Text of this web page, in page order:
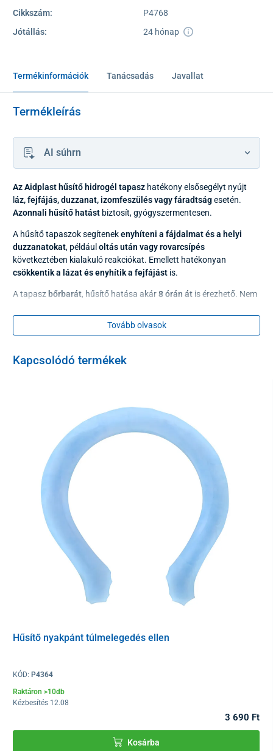
Cikkszám:
P4768
Jótállás:
24 hónap
Termékinformációk Tanácsadás Javallat
Termékleírás
AI súhrn
Az Aidplast hűsítő hidrogél tapasz hatékony elsősegélyt nyújt
láz, fejfájás, duzzanat, izomfeszülés vagy fáradtságesetén.
Azonnali hűsítő hatást biztosít, gyógyszermentesen.
A hűsítő tapaszok segítenekenyhíteni a fájdalmat és a helyi
duzzanatokat, példáuloltás után vagy rovarcsípés
következtében kialakuló reakciókat. Emellett hatékonyan
csökkentik a lázat és enyhítik a fejfájást is.
A tapaszbőrbarát, hűsítő hatása akár8 órán át is érezhető. Nem
készítményekkel együtt is alkalmazható.
vegye ki a tapaszt a csomagolásból, távolítsa el az
a tapasz egyszer használatos
Figyelmeztetés
kizárólag külső használatra
kerülje a szembe, szájba vagy nyálkahártyára jutást
ne alkalmazza sérült vagy gyulladt bőrfelületen
irritáció esetén azonnal távolítsa el
allergiás reakciókra hajlamos személyek konzultáljanak
orvosukkal a használat előtt
Összetevők
Víz, glicerin, nátrium-poliakrilát, japánmenta olaj (Mentha
Arvensis Leaf Oil), levendulaolaj (Lavandula Angustifolia
2 darab tapasz/csomag
Tovább olvasok
Kapcsolódó termékek
Hűsítő nyakpánt túlmelegedés ellen
KÓD: P4364
Raktáron >10db
Kézbesítés 12.08
3 690 Ft
Kosárba